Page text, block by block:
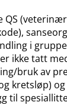
(veterinær
i gruppe
ikke tatt
​bruk av
kretsløp)
til